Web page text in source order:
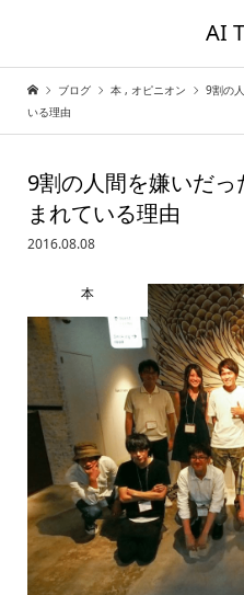
AI
ブログ 本 , オピニオン
9割の
いる理由
9割の人間を嫌いだ
まれている理由
2016.08.08
本